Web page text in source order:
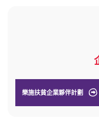
樂施扶貧企業夥伴計劃